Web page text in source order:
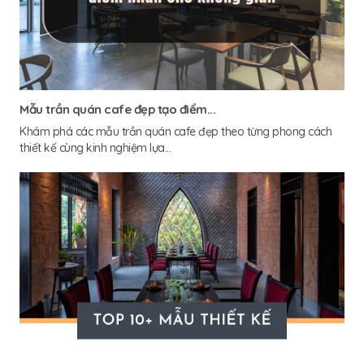
Mẫu trần quán cafe đẹp tạo điểm...
Khám phá các mẫu trần quán cafe đẹp theo từng phong cách
thiết kế cùng kinh nghiệm lựa...